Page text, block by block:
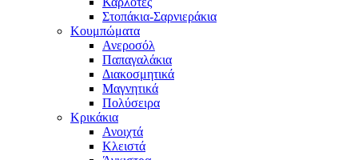
Στοπάκια-Σαρνιεράκια
Κουμπώματα
Ανεροσόλ
Παπαγαλάκια
Διακοσμητικά
Μαγνητικά
Πολύσειρα
Κρικάκια
Ανοιχτά
Κλειστά